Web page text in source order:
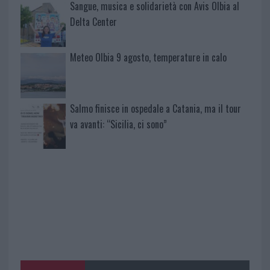
Sangue, musica e solidarietà con Avis Olbia al
Delta Center
Meteo Olbia 9 agosto, temperature in calo
Salmo finisce in ospedale a Catania, ma il tour
va avanti: “Sicilia, ci sono”